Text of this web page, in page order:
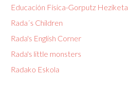
Educación Física-Gorputz Heziketa
Rada´s Children
Rada's English Corner
Rada's little monsters
Radako Eskola